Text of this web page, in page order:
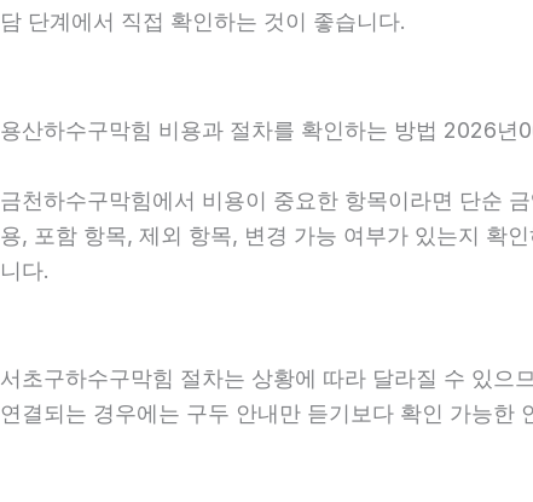
담 단계에서 직접 확인하는 것이 좋습니다.
용산하수구막힘 비용과 절차를 확인하는 방법 2026년
금천하수구막힘에서 비용이 중요한 항목이라면 단순
용, 포함 항목, 제외 항목, 변경 가능 여부가 있는지 확
니다.
서초구하수구막힘 절차는 상황에 따라 달라질 수 있
연결되는 경우에는 구두 안내만 듣기보다 확인 가능한